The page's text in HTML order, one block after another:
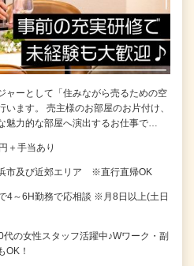
ャーとして「住みながら売るための空
います。 売主様のお部屋のお片付け、
魅力的な部屋へ演出するお仕事で…
＋手当あり
市及び近郊エリア ※直行直帰OK
4～6H勤務で応相談 ※月8日以上(土日
の女性スタッフ活躍中♪Wワーク・副
OK！